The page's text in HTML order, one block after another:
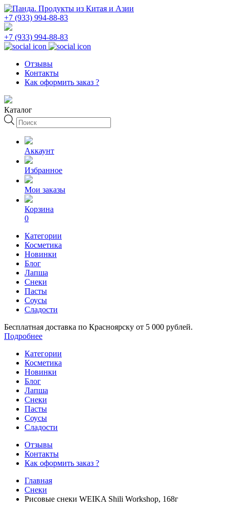
+7 (933) 994-88-83
+7 (933) 994-88-83
Отзывы
Контакты
Как оформить заказ ?
Каталог
Поиск
товаров
Аккаунт
Избранное
Мои заказы
Корзина
0
Категории
Косметика
Новинки
Блог
Лапша
Снеки
Пасты
Соусы
Сладости
Бесплатная доставка по Красноярску от 5 000 рублей.
Подробнее
Категории
Косметика
Новинки
Блог
Лапша
Снеки
Пасты
Соусы
Сладости
Отзывы
Контакты
Как оформить заказ ?
Главная
Снеки
Рисовые снеки WEIKA Shili Workshop, 168г